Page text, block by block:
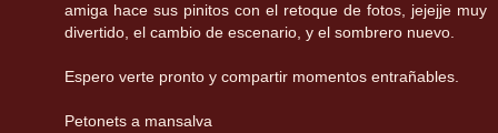
amiga hace sus pinitos con el retoque de fotos, jejejje muy
divertido, el cambio de escenario, y el sombrero nuevo.
Espero verte pronto y compartir momentos entrañables.
Petonets a mansalva